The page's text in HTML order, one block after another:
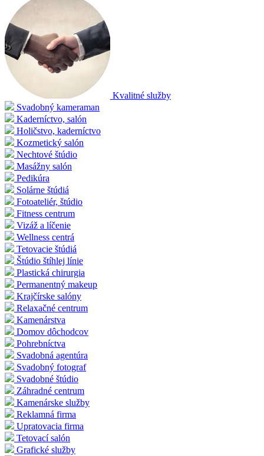
Kvalitné služby
Svadobný kameraman
Kaderníctvo, salón
Holičstvo, kaderníctvo
Kozmetický salón
Nechtové štúdio
Masážny salón
Pedikúra
Solárne štúdiá
Fotoateliér, štúdio
Fitness centrum
Vizáž a líčenie
Wellness centrá
Tetovacie štúdiá
Štúdio štíhlej línie
Plastická chirurgia
Permanentný makeup
Krajčírske salóny
Relaxačné centrum
Kamenárstva
Domov dôchodcov
Pohrebníctva
Svadobná agentúra
Svadobný fotograf
Svadobné štúdio
Záhradné centrum
Kamenárske služby
Reklamná firma
Upratovacia firma
Tetovací salón
Grafické služby